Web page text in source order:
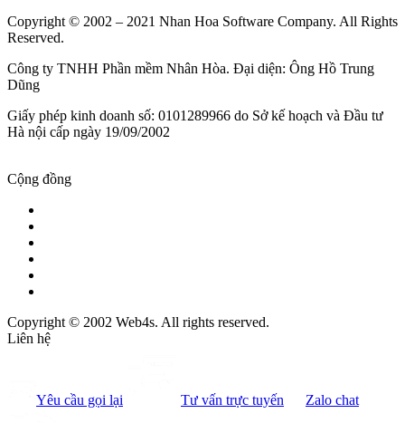
Copyright © 2002 – 2021 Nhan Hoa Software Company. All Rights
Reserved.
Công ty TNHH Phần mềm Nhân Hòa. Đại diện: Ông Hồ Trung
Dũng
Giấy phép kinh doanh số: 0101289966 do Sở kế hoạch và Đầu tư
Hà nội cấp ngày 19/09/2002
Cộng đồng
Copyright © 2002 Web4s. All rights reserved.
Liên hệ
Yêu cầu gọi lại Tư vấn trực tuyến Zalo chat